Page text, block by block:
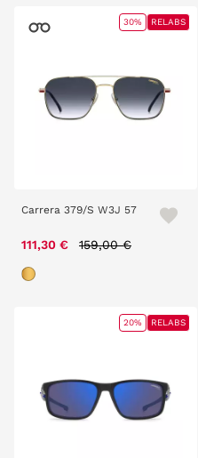
Carrera 379/S W3J 57
111,30 € Price reduced from
159,00 €
30% RELABS
20% RELABS